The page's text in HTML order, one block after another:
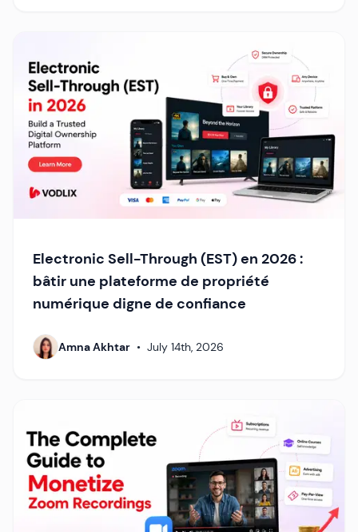
Electronic Sell-Through (EST) en 2026 :
bâtir une plateforme de propriété
numérique digne de confiance
Amna Akhtar • July 14th, 2026